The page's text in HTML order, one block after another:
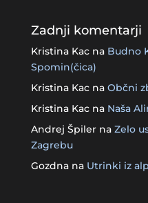
Zadnji komentarji
Kristina Kacna Budno
Spomin(čica)
Kristina Kacna Občni
Kristina Kacna Naša
Andrej Špilerna Zelo
Zagrebu
Gozdnana Utrinki iz